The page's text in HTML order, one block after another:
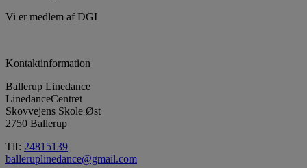
Vi er medlem af DGI
Kontaktinformation
Ballerup Linedance
LinedanceCentret
Skovvejens Skole Øst
2750 Ballerup
Tlf: 24815139
balleruplinedance@gmail.com